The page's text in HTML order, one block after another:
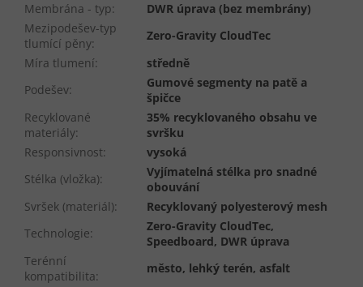
Membrána - typ:
DWR úprava (bez membrány)
Mezipodešev-typ
tlumící pěny:
Zero-Gravity CloudTec
Míra tlumení:
středně
Podešev:
Gumové segmenty na patě a
špičce
Recyklované
materiály:
35% recyklovaného obsahu ve
svršku
Responsivnost:
vysoká
Stélka (vložka):
Vyjímatelná stélka pro snadné
obouvání
Svršek (materiál):
Recyklovaný polyesterový mesh
Technologie:
Zero-Gravity CloudTec,
Speedboard, DWR úprava
Terénní
kompatibilita:
město, lehký terén, asfalt